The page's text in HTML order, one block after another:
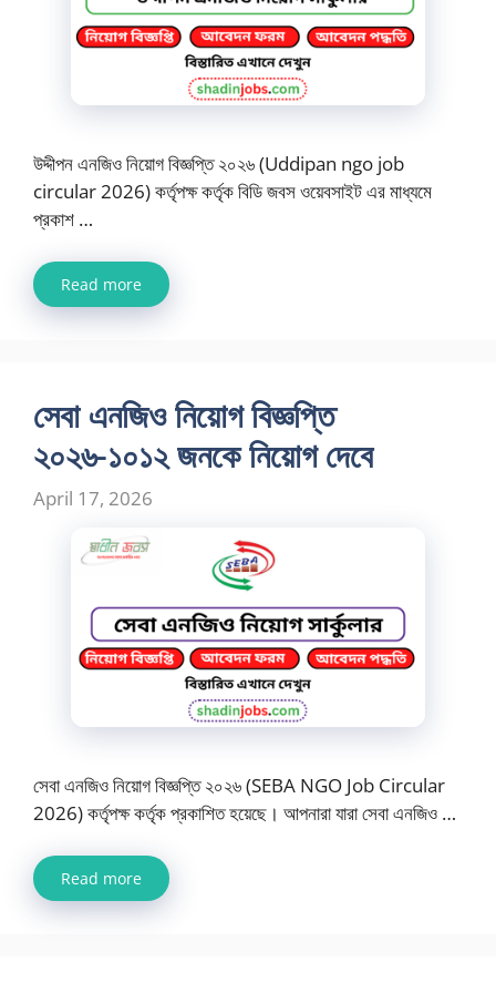
উদ্দীপন এনজিও নিয়োগ বিজ্ঞপ্তি ২০২৬ (Uddipan ngo job
circular 2026) কর্তৃপক্ষ কর্তৃক বিডি জবস ওয়েবসাইট এর মাধ্যমে
প্রকাশ …
Read more
সেবা এনজিও নিয়োগ বিজ্ঞপ্তি
২০২৬-১০১২ জনকে নিয়োগ দেবে
April 17, 2026
সেবা এনজিও নিয়োগ বিজ্ঞপ্তি ২০২৬ (SEBA NGO Job Circular
2026) কর্তৃপক্ষ কর্তৃক প্রকাশিত হয়েছে। আপনারা যারা সেবা এনজিও …
Read more